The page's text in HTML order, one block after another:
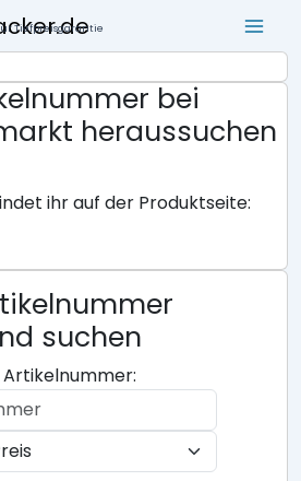
Tiefpreisgarantie
bei
heraussuchen
ihr auf der Produktseite:
suchen